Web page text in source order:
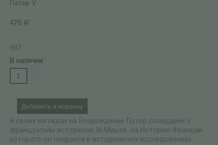
Патер У.
470 Р
993
В наличии
Добавить в корзину
В своих взглядах на Возрождение Патер солидарен с
французским историком Ж.Мишле, на Историю Франции
которого он опирался в исторических исследованиях.